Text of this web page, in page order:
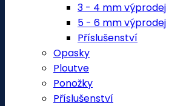
3 - 4 mm výprodej
5 - 6 mm výprodej
Příslušenství
Opasky
Ploutve
Ponožky
Příslušenství